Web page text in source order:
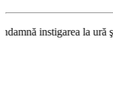
la ură şi